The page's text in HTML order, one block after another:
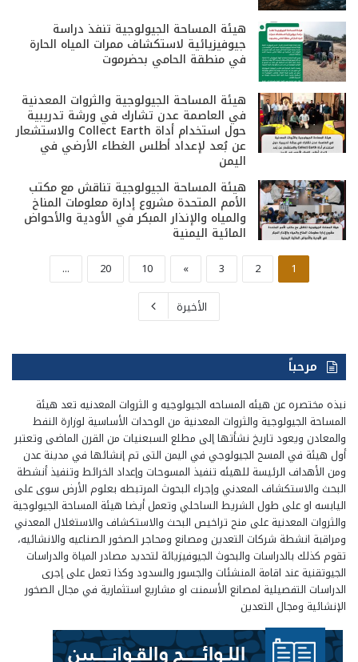
هيئة المساحة الجيولوجية تنفذ دراسة
جيوفيزيائية لاستكشاف ممرات المياه الحارة
في منطقة الحامي بحضرموت
هيئة المساحة الجيولوجية والثروات المعدنية
في العاصمة عدن تشارك في ورشة تدريبية
حول استخدام أداة Collect Earth والاستشعار
عن بُعد لإعداد أطلس الغطاء الأرضي في
اليمن
هيئة المساحة الجيولوجية تناقش مع مكتب
الأمم المتحدة مشروع إدارة معلومات المناخ
والمياه والإنذار المبكر في الأودية والأحواض
المائية اليمنية
1
2
3
»
10
20
...
الأخيرة
مرحباً
نبذه مختصره عن هيئه المساحه الجيولوجيه و الثروات المعدنيه تعد هيئة
المساحة الجيولوجية والثروات المعدنية من الوحدات الأساسية لوزارة النفط
والمعادن ويعود تاريخ نشأتها إلى مطلع السبعنيات من القرن الماضى وتعتبر
أول هيئة في المسح الجيولوجي في اليمن التى تم إنشائها في مدينة عدن
ومن الأهداف الرئيسة للهيئه تنفيذ المسوحات وإعداد الخرائط وتنفيذ أنشطة
البحث والاستكشاف المعدني وإجراء البحوث المرتبطه بعلوم الأرض سوى على
اليابسه او على طول الشريط الساحلي وتعمل أيضا هيئة المساحة الجيولوجية
والثروات المعدنية على منح تراخيص البحث والاستكشاف والاستغلال المعدني
ومراقبة انشطة شركات التعدين ومصانع ومحاجر الصخور الصناعيه والانشائيه،
تقوم كذلك بالدراسات والبحوث الجيوفيزيائة لتحديد مصادر المياة والدراسات
الجيوتقنية عند اقامة المنشئات والجسور والسدود وكذا تعمل على إجرى
الدراسات التفصيلية لمصانع الأسمنت او مشاريع استثمارية في مجال الصخور
الإنشائية ومجال التعدين